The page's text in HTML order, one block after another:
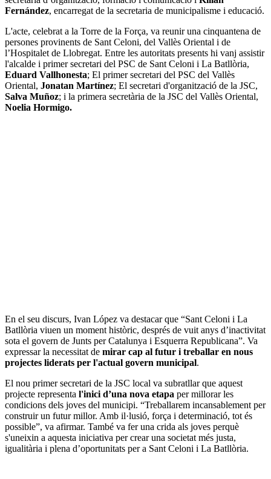
Fernández, encarregat de la secretaria de municipalisme i educació.
L'acte, celebrat a la Torre de la Força, va reunir una cinquantena de
persones provinents de Sant Celoni, del Vallès Oriental i de
l’Hospitalet de Llobregat. Entre les autoritats presents hi vanj assistir
l'alcalde i primer secretari del PSC de Sant Celoni i La Batllòria,
Eduard Vallhonesta; El primer secretari del PSC del Vallès
Oriental, Jonatan Martínez; El secretari d'organització de la JSC,
Salva Muñoz; i la primera secretària de la JSC del Vallès Oriental,
Noelia Hormigo.
En el seu discurs, Ivan López va destacar que “Sant Celoni i La
Batllòria viuen un moment històric, després de vuit anys d’inactivitat
sota el govern de Junts per Catalunya i Esquerra Republicana”. Va
expressar la necessitat de mirar cap al futur i treballar en nous
projectes liderats per l'actual govern municipal.
El nou primer secretari de la JSC local va subratllar que aquest
projecte representa l'inici d’una nova etapa per millorar les
condicions dels joves del municipi. “Treballarem incansablement per
construir un futur millor. Amb il·lusió, força i determinació, tot és
possible”, va afirmar. També va fer una crida als joves perquè
s'uneixin a aquesta iniciativa per crear una societat més justa,
igualitària i plena d’oportunitats per a Sant Celoni i La Batllòria.